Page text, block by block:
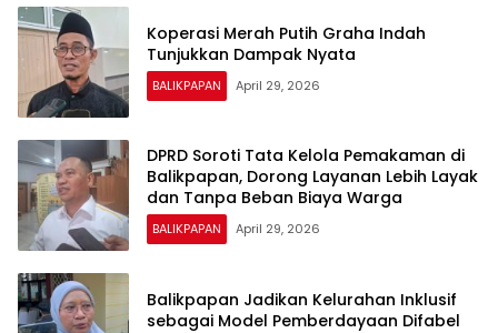
Koperasi Merah Putih Graha Indah
Tunjukkan Dampak Nyata
BALIKPAPAN April 29, 2026
DPRD Soroti Tata Kelola Pemakaman di
Balikpapan, Dorong Layanan Lebih Layak
dan Tanpa Beban Biaya Warga
BALIKPAPAN April 29, 2026
Balikpapan Jadikan Kelurahan Inklusif
sebagai Model Pemberdayaan Difabel